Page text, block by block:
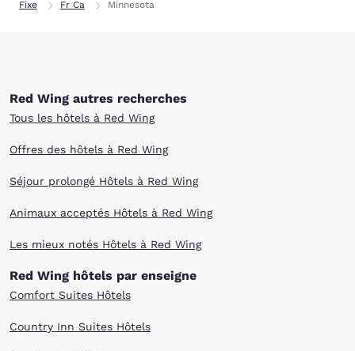
Fixe Fr Ca Minnesota
Red Wing autres recherches
Tous les hôtels à Red Wing
Offres des hôtels à Red Wing
Séjour prolongé Hôtels à Red Wing
Animaux acceptés Hôtels à Red Wing
Les mieux notés Hôtels à Red Wing
Red Wing hôtels par enseigne
Comfort Suites Hôtels
Country Inn Suites Hôtels